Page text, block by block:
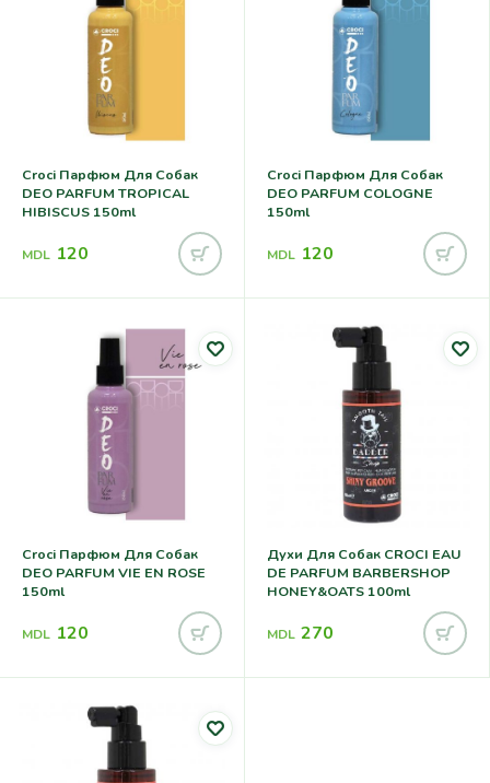
Croci Парфюм Для Собак
DEO PARFUM TROPICAL
HIBISCUS 150ml
MDL 120
Croci Парфюм Для Собак
DEO PARFUM COLOGNE
150ml
MDL 120
Croci Парфюм Для Собак
DEO PARFUM VIE EN ROSE
150ml
MDL 120
Духи Для Собак CROCI EAU
DE PARFUM BARBERSHOP
HONEY&OATS 100ml
MDL 270